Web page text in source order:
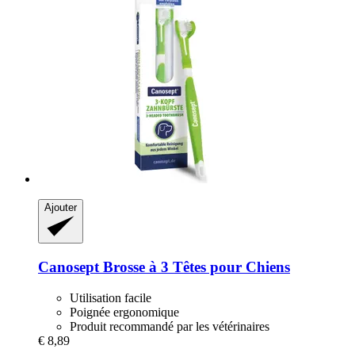
Ajouter
Canosept Brosse à 3 Têtes pour Chiens
Utilisation facile
Poignée ergonomique
Produit recommandé par les vétérinaires
€ 8,89